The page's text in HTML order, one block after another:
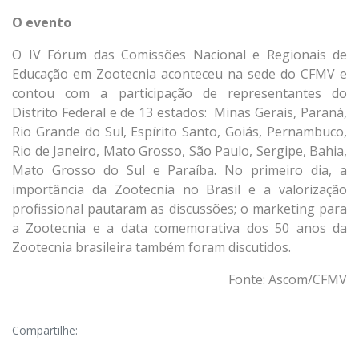
O evento
O IV Fórum das Comissões Nacional e Regionais de
Educação em Zootecnia aconteceu na sede do CFMV e
contou com a participação de representantes do
Distrito Federal e de 13 estados: Minas Gerais, Paraná,
Rio Grande do Sul, Espírito Santo, Goiás, Pernambuco,
Rio de Janeiro, Mato Grosso, São Paulo, Sergipe, Bahia,
Mato Grosso do Sul e Paraíba. No primeiro dia, a
importância da Zootecnia no Brasil e a valorização
profissional pautaram as discussões; o marketing para
a Zootecnia e a data comemorativa dos 50 anos da
Zootecnia brasileira também foram discutidos.
Fonte: Ascom/CFMV
Compartilhe: